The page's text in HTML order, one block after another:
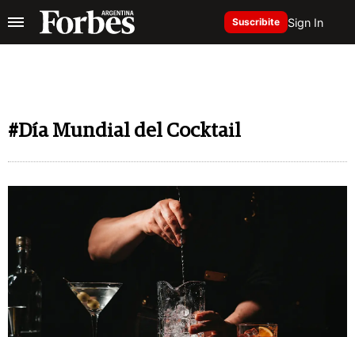
Suscribite Sign In
#Día Mundial del Cocktail